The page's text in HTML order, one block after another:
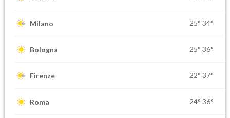
Milano 25° 34°
Bologna 25° 36°
Firenze 22° 37°
Roma 24° 36°